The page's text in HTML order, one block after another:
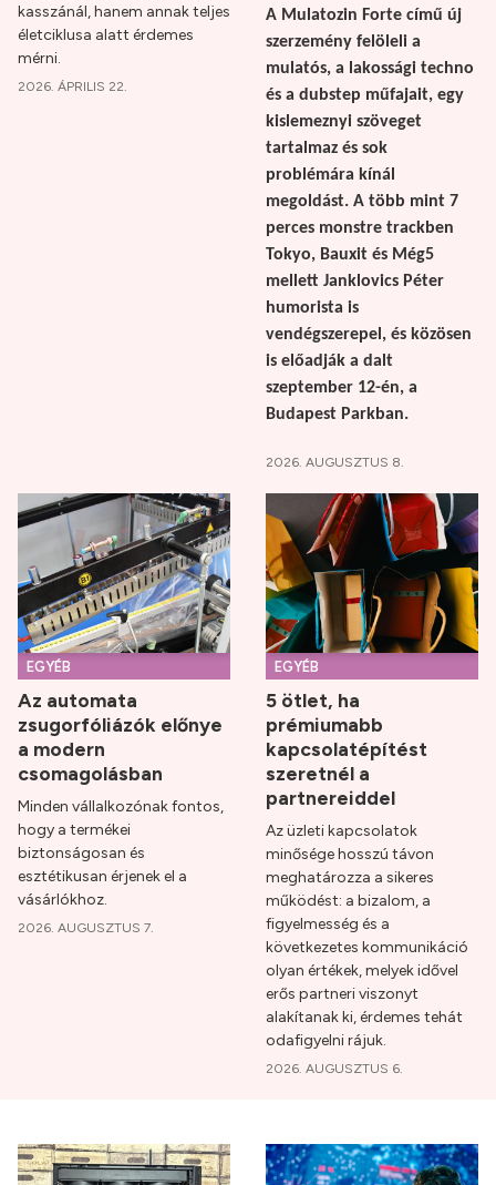
kasszánál, hanem annak teljes
életciklusa alatt érdemes
mérni.
2026. ÁPRILIS 22.
A Mulatozin Forte című új
szerzemény felöleli a
mulatós, a lakossági techno
és a dubstep műfajait, egy
kislemeznyi szöveget
tartalmaz és sok
problémára kínál
megoldást. A több mint 7
perces monstre trackben
Tokyo, Bauxit és Még5
mellett Janklovics Péter
humorista is
vendégszerepel, és közösen
is előadják a dalt
szeptember 12-én, a
Budapest Parkban.
2026. AUGUSZTUS 8.
EGYÉB
Az automata
zsugorfóliázók előnye
a modern
csomagolásban
Minden vállalkozónak fontos,
hogy a termékei
biztonságosan és
esztétikusan érjenek el a
vásárlókhoz.
2026. AUGUSZTUS 7.
EGYÉB
5 ötlet, ha
prémiumabb
kapcsolatépítést
szeretnél a
partnereiddel
Az üzleti kapcsolatok
minősége hosszú távon
meghatározza a sikeres
működést: a bizalom, a
figyelmesség és a
következetes kommunikáció
olyan értékek, melyek idővel
erős partneri viszonyt
alakítanak ki, érdemes tehát
odafigyelni rájuk.
2026. AUGUSZTUS 6.